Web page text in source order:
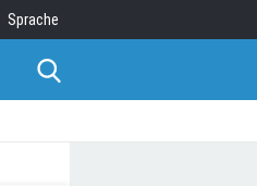
Sprache